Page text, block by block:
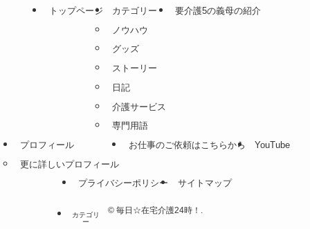
トップページ
カテゴリー
ノウハウ
グッズ
ストーリー
日記
介護サービス
専門用語
要介護5の義母の紹介
プロフィール
更に詳しいプロフィール
お仕事のご依頼はこちらから YouTube
プライバシーポリシー サイトマップ
©毎日☆在宅介護24時！.
カテゴリ
ー